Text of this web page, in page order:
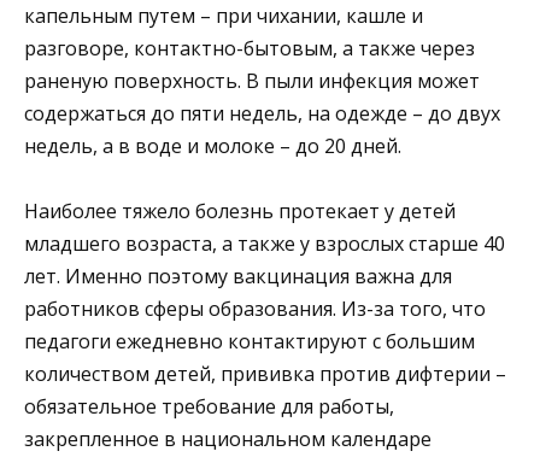
капельным путем – при чихании, кашле и
разговоре, контактно-бытовым, а также через
раненую поверхность. В пыли инфекция может
содержаться до пяти недель, на одежде – до двух
недель, а в воде и молоке – до 20 дней.
Наиболее тяжело болезнь протекает у детей
младшего возраста, а также у взрослых старше 40
лет. Именно поэтому вакцинация важна для
работников сферы образования. Из-за того, что
педагоги ежедневно контактируют с большим
количеством детей, прививка против дифтерии –
обязательное требование для работы,
закрепленное в национальном календаре